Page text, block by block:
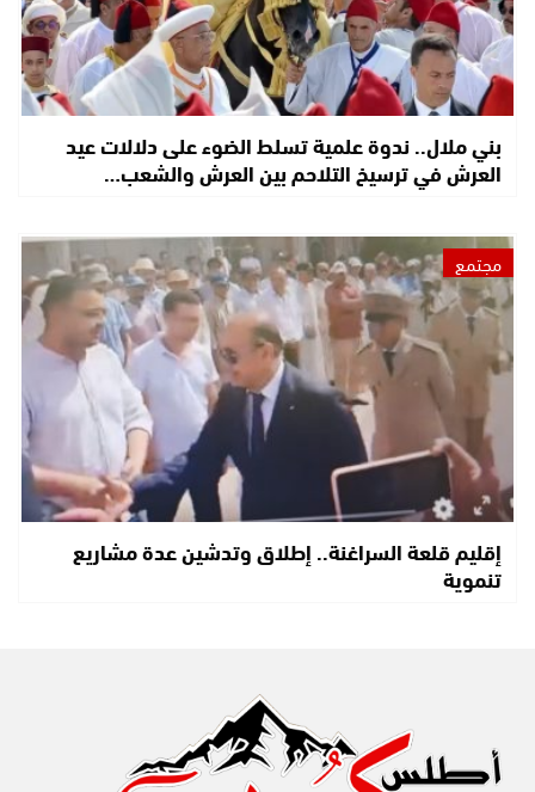
بني ملال.. ندوة علمية تسلط الضوء على دلالات عيد
العرش في ترسيخ التلاحم بين العرش والشعب…
مجتمع
إقليم قلعة السراغنة.. إطلاق وتدشين عدة مشاريع
تنموية